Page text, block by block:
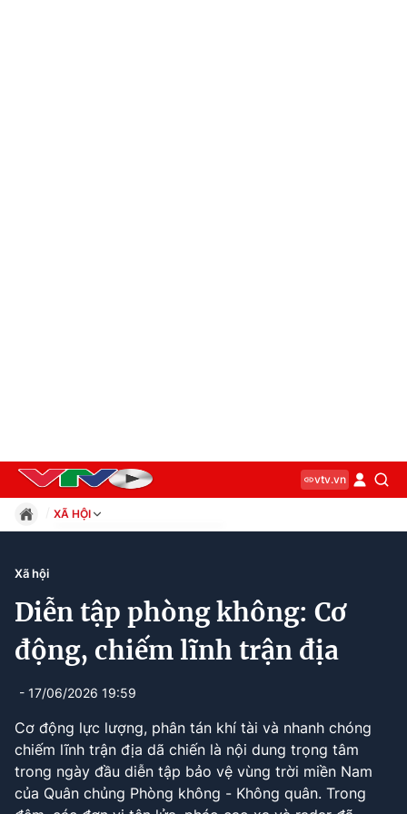
vtv.vn
XÃ HỘI
Xã hội
Thế giới
Công nghệ
Current
0:12 / Duration
3:15
Xã hội
Diễn tập phòng không: Cơ
động, chiếm lĩnh trận địa
- 17/06/2026 19:59
Cơ động lực lượng, phân tán khí tài và nhanh chóng
chiếm lĩnh trận địa dã chiến là nội dung trọng tâm
trong ngày đầu diễn tập bảo vệ vùng trời miền Nam
của Quân chủng Phòng không - Không quân. Trong